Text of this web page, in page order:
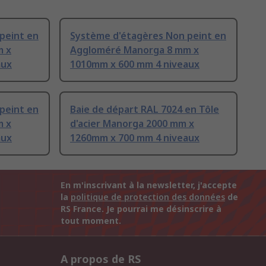
en
x
Système d'étagères Non peint en
Aggloméré Manorga 8 mm x
1010mm x 600 mm 4 niveaux
en
x
Baie de départ RAL 7024 en Tôle
d'acier Manorga 2000 mm x
1260mm x 700 mm 4 niveaux
En m'inscrivant à la newsletter, j'accepte
la politique de protection des données de
RS France. Je pourrai me désinscrire à
tout moment.
A propos de RS